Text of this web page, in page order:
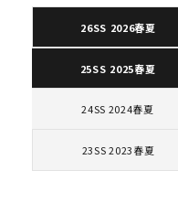
キャップ・ハット
ショルダー・ウエ
コラボレーションブラン
シーズンから探す
26SS 2026春夏
25SS 2025春夏
24SS 2024春夏
23SS 2023春夏